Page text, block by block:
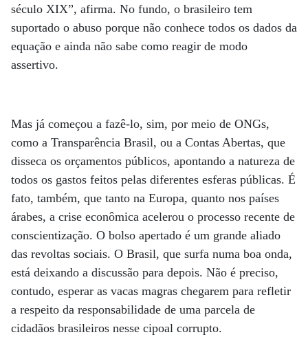
século XIX”, afirma. No fundo, o brasileiro tem
suportado o abuso porque não conhece todos os dados da
equação e ainda não sabe como reagir de modo
assertivo.
Mas já começou a fazê-lo, sim, por meio de ONGs,
como a Transparência Brasil, ou a Contas Abertas, que
disseca os orçamentos públicos, apontando a natureza de
todos os gastos feitos pelas diferentes esferas públicas. É
fato, também, que tanto na Europa, quanto nos países
árabes, a crise econômica acelerou o processo recente de
conscientização. O bolso apertado é um grande aliado
das revoltas sociais. O Brasil, que surfa numa boa onda,
está deixando a discussão para depois. Não é preciso,
contudo, esperar as vacas magras chegarem para refletir
a respeito da responsabilidade de uma parcela de
cidadãos brasileiros nesse cipoal corrupto.